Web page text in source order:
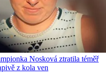
Nosková ztratila téměř
z kola ven